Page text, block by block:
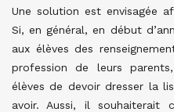
Une solution est envisagée
Si, en général, en début
aux élèves des
profession de leurs
élèves de devoir dresser la
avoir. Aussi, il souhaiterait